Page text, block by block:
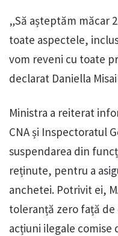
„Să așteptăm măcar
toate aspectele,
vom reveni cu toate
declarat Daniella
Ministra a reiterat
CNA și Inspectoratul
suspendarea din
reținute, pentru a
anchetei. Potrivit ei,
toleranță zero față de
acțiuni ilegale comise